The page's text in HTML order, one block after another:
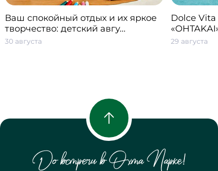
Ваш спокойный отдых и их яркое
творчество: детский авгу...
30 августа
Dolce
29 августа